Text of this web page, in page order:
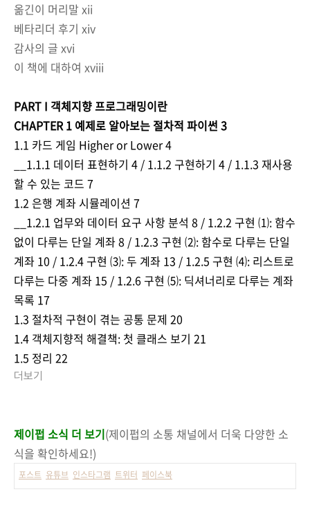
옮긴이 머리말 xii
베타리더 후기 xiv
감사의 글 xvi
이 책에 대하여 xviii
PART I 객체지향 프로그래밍이란
CHAPTER 1 예제로 알아보는 절차적 파이썬 3
1.1 카드 게임 Higher or Lower 4
__1.1.1 데이터 표현하기 4 / 1.1.2 구현하기 4 / 1.1.3 재사용
할 수 있는 코드 7
1.2 은행 계좌 시뮬레이션 7
__1.2.1 업무와 데이터 요구 사항 분석 8 / 1.2.2 구현 ⑴: 함수
없이 다루는 단일 계좌 8 / 1.2.3 구현 ⑵: 함수로 다루는 단일
계좌 10 / 1.2.4 구현 ⑶: 두 계좌 13 / 1.2.5 구현 ⑷: 리스트로
다루는 다중 계좌 15 / 1.2.6 구현 ⑸: 딕셔너리로 다루는 계좌
목록 17
1.3 절차적 구현이 겪는 공통 문제 20
1.4 객체지향적 해결책: 첫 클래스 보기 21
1.5 정리 22
더보기
제이펍 소식 더 보기(제이펍의 소통 채널에서 더욱 다양한 소
식을 확인하세요!)
포스트 유튜브 인스타그램 트위터 페이스북